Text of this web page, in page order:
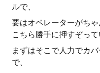
ルで、
要はオペレーターがち
こちら勝手に押すぞっ
まずはそこで人力でカ
で、